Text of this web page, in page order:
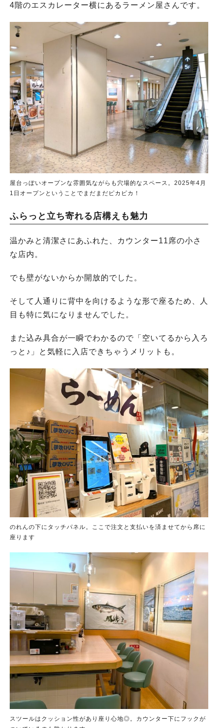
4階のエスカレーター横にあるラーメン屋さんです。
屋台っぽいオープンな雰囲気ながらも穴場的なスペース。2025年4月
1日オープンということでまだまだピカピカ！
ふらっと立ち寄れる店構えも魅力
温かみと清潔さにあふれた、カウンター11席の小さ
な店内。
でも壁がないからか開放的でした。
そして人通りに背中を向けるような形で座るため、人
目も特に気になりませんでした。
また込み具合が一瞬でわかるので「空いてるから入ろ
っと♪」と気軽に入店できちゃうメリットも。
のれんの下にタッチパネル。ここで注文と支払いを済ませてから席に
座ります
スツールはクッション性があり座り心地◎。カウンター下にフックが